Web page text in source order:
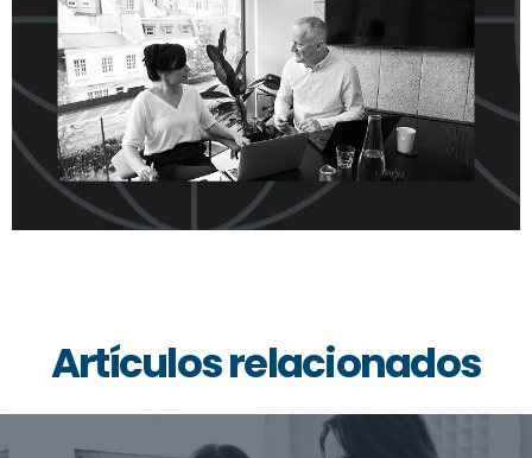
Artículos relacionados